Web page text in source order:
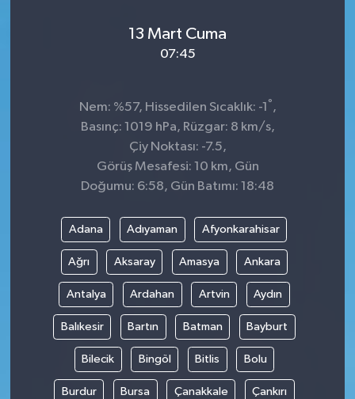
13 Mart Cuma
07:45
Nem: %57, Hissedilen Sıcaklık: -1 °,
Basınç: 1019 hPa, Rüzgar: 8 km/s,
Çiy Noktası: -7.5,
Görüş Mesafesi: 10 km, Gün
Doğumu: 6:58, Gün Batımı: 18:48
Adana Adıyaman Afyonkarahisar
Ağrı Aksaray Amasya Ankara
Antalya Ardahan Artvin Aydın
Balıkesir Bartın Batman Bayburt
Bilecik Bingöl Bitlis Bolu
Burdur Bursa Çanakkale Çankırı